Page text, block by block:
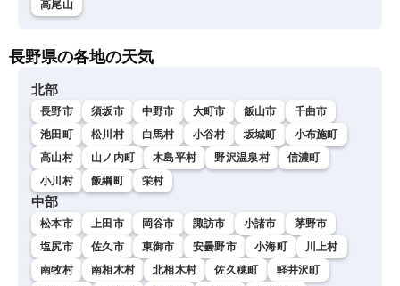
高尾山
長野県の各地の天気
北部
長野市 須坂市 中野市 大町市 飯山市
千曲市
池田町
松川村 白馬村 小谷村 坂城町
小布施町
高山村
山ノ内町 木島平村 野沢温泉村
信濃町
小川村
飯綱町 栄村
中部
松本市 上田市 岡谷市 諏訪市 小諸市
茅野市
塩尻市
佐久市 東御市 安曇野市 小海町
川上村
南牧村
南相木村 北相木村 佐久穂町
軽井沢町